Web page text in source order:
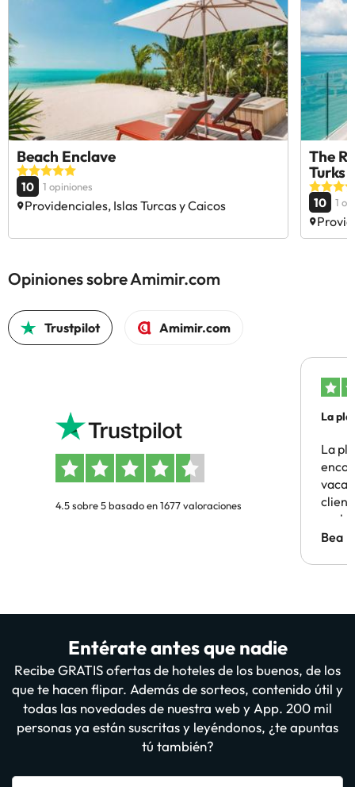
Beach Enclave
10 1 opiniones
Providenciales, Islas Turcas y Caicos
The
Turks
10 1
Opiniones sobre Amimir.com
Trustpilot Amimir.com
4.5 sobre 5 basado en 1677 valoraciones
La
La
Bea
Entérate antes que nadie
Recibe GRATIS ofertas de hoteles de los buenos, de los
que te hacen flipar. Además de sorteos, contenido útil y
todas las novedades de nuestra web y App. 200 mil
personas ya están suscritas y leyéndonos, ¿te apuntas
tú también?